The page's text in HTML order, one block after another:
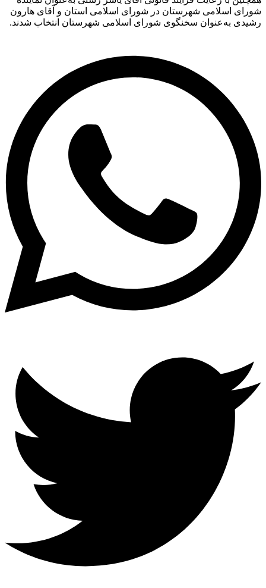
اسلامی شهرستان در شورای اسلامی استان و آقای هارون
به‌عنوان سخنگوی شورای اسلامی شهرستان انتخاب شدند.